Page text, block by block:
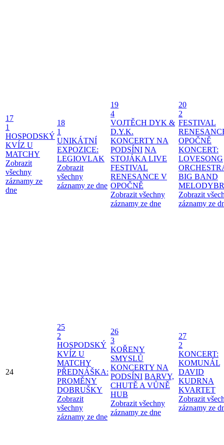
17
1
HOSPODSKÝ
KVÍZ U
MATCHY
Zobrazit
všechny
záznamy ze
dne
18
1
UNIKÁTNÍ
EXPOZICE:
LEGIOVLAK
Zobrazit
všechny
záznamy ze dne
19
4
VOJTĚCH DYK &
D.Y.K.
KONCERTY NA
PODSÍNI NA
STOJÁKA LIVE
FESTIVAL
RENESANCE V
OPOČNĚ
Zobrazit všechny
záznamy ze dne
20
2
FESTIVAL
OPOČNĚ
KONCERT:
LOVESONG
BIG BAND
Zobrazit
záznamy ze
24
25
2
HOSPODSKÝ
KVÍZ U
MATCHY
PŘEDNÁŠKA:
PROMĚNY
DOBRUŠKY
Zobrazit
všechny
záznamy ze dne
26
3
KOŘENY
SMYSLŮ
KONCERTY NA
PODSÍNI BARVY,
CHUTĚ A VŮNĚ
HUB
Zobrazit všechny
záznamy ze dne
27
2
KONCERT:
KOMUNÁL
DAVID
KUDRNA
KVARTET
Zobrazit
záznamy ze